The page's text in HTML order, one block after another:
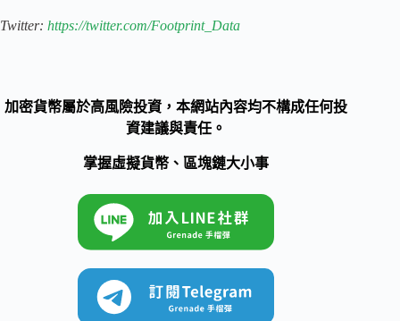
Twitter: https://twitter.com/Footprint_Data
加密貨幣屬於高風險投資，本網站內容均不構成任何投
資建議與責任。
掌握虛擬貨幣、區塊鏈大小事